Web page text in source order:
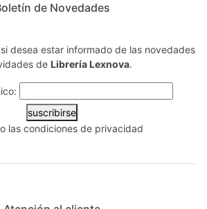
de Novedades
desea estar informado de las novedades
de Librería Lexnova.
suscribirse
las condiciones de privacidad